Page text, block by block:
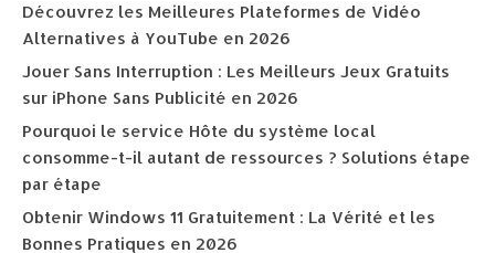
Découvrez les Meilleures Plateformes de Vidéo
Alternatives à YouTube en 2026
Jouer Sans Interruption : Les Meilleurs Jeux Gratuits
sur iPhone Sans Publicité en 2026
Pourquoi le service Hôte du système local
consomme-t-il autant de ressources ? Solutions étape
par étape
Obtenir Windows 11 Gratuitement : La Vérité et les
Bonnes Pratiques en 2026